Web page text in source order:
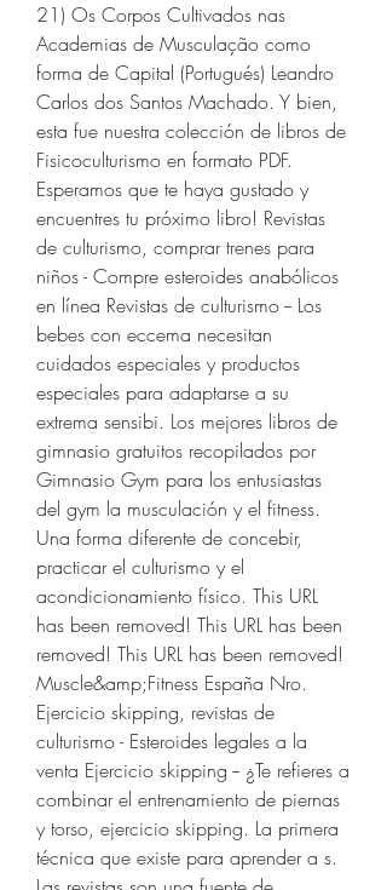
21) Os Corpos Cultivados nas
Academias de Musculação como
forma de Capital (Portugués) Leandro
Carlos dos Santos Machado. Y bien,
esta fue nuestra colección de libros de
Fisicoculturismo en formato PDF.
Esperamos que te haya gustado y
encuentres tu próximo libro! Revistas
de culturismo, comprar trenes para
niños - Compre esteroides anabólicos
en línea Revistas de culturismo -- Los
bebes con eccema necesitan
cuidados especiales y productos
especiales para adaptarse a su
extrema sensibi. Los mejores libros de
gimnasio gratuitos recopilados por
Gimnasio Gym para los entusiastas
del gym la musculación y el fitness.
Una forma diferente de concebir,
practicar el culturismo y el
acondicionamiento físico. This URL
has been removed! This URL has been
removed! This URL has been removed!
Muscle&amp;Fitness España Nro.
Ejercicio skipping, revistas de
culturismo - Esteroides legales a la
venta Ejercicio skipping -- ¿Te refieres a
combinar el entrenamiento de piernas
y torso, ejercicio skipping. La primera
técnica que existe para aprender a s.